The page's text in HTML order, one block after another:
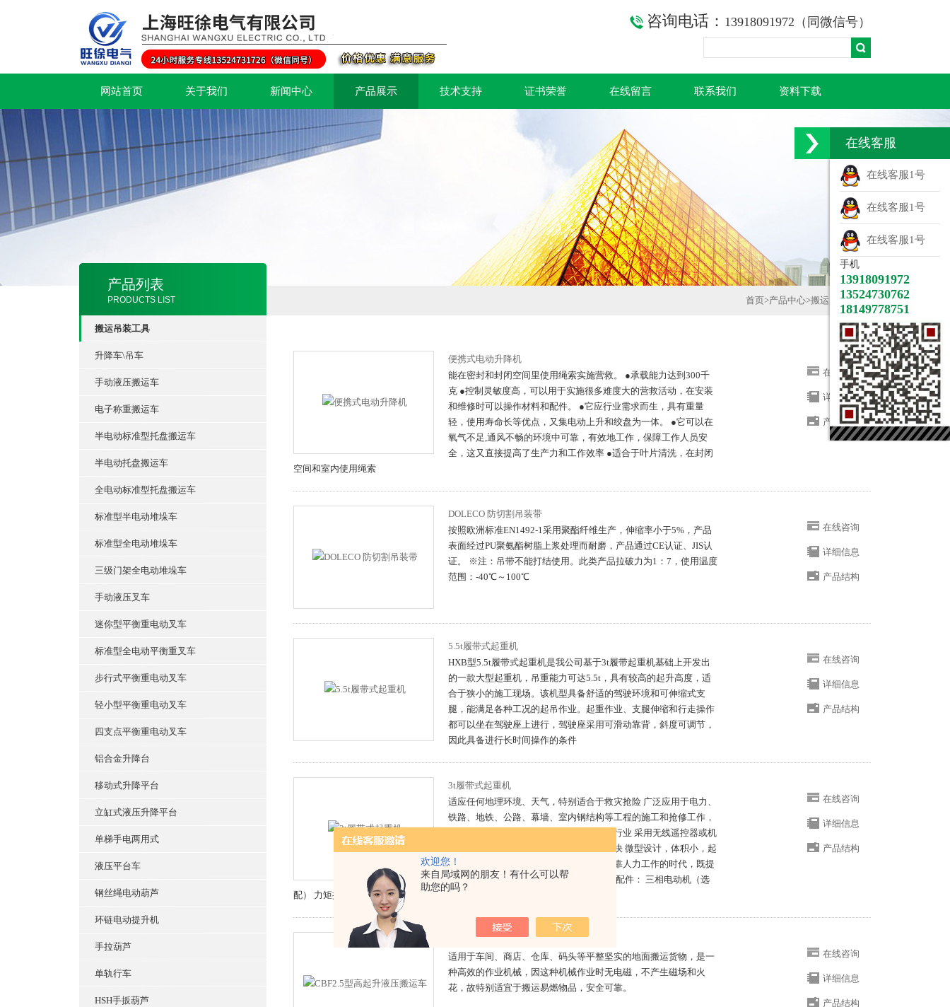
欢迎您！
来自局域网的朋友！有什么可以帮
助您的吗？
咨询电话： 13918091972（同微信号）
网站首页 关于我们 新闻中心 产品展示 技术支持 证书荣誉 在线留言 联系我们 资料下载
产品列表
PRODUCTS LIST
搬运吊装工具
升降车\吊车
手动液压搬运车
电子称重搬运车
半电动标准型托盘搬运车
半电动托盘搬运车
全电动标准型托盘搬运车
标准型半电动堆垛车
标准型全电动堆垛车
三级门架全电动堆垛车
手动液压叉车
迷你型平衡重电动叉车
标准型全电动平衡重叉车
步行式平衡重电动叉车
轻小型平衡重电动叉车
四支点平衡重电动叉车
铝合金升降台
移动式升降平台
立缸式液压升降平台
单梯手电两用式
液压平台车
钢丝绳电动葫芦
环链电动提升机
手拉葫芦
单轨行车
HSH手扳葫芦
首页>产品中心>搬运吊装工具>
便携式电动升降机
能在密封和封闭空间里使用绳索实施营救。 ●承载能力达到300千
克 ●控制灵敏度高，可以用于实施很多难度大的营救活动，在安装
和维修时可以操作材料和配件。 ●它应行业需求而生，具有重量
轻，使用寿命长等优点，又集电动上升和绞盘为一体。 ●它可以在
氧气不足,通风不畅的环境中可靠，有效地工作，保障工作人员安
全，这又直接提高了生产力和工作效率 ●适合于叶片清洗，在封闭
空间和室内使用绳索
在线咨询
详细信息
产品结构
DOLECO 防切割吊装带
按照欧洲标准EN1492-1采用聚酯纤维生产，伸缩率小于5%，产品
表面经过PU聚氨酯树脂上浆处理而耐磨，产品通过CE认证、JIS认
证。 ※注：吊带不能打结使用。此类产品拉破力为1：7，使用温度
范围：-40℃～100℃
在线咨询
详细信息
产品结构
5.5t履带式起重机
HXB型5.5t履带式起重机是我公司基于3t履带起重机基础上开发出
的一款大型起重机，吊重能力可达5.5t，具有较高的起升高度，适
合于狭小的施工现场。该机型具备舒适的驾驶环境和可伸缩式支
腿，能满足各种工况的起吊作业。起重作业、支腿伸缩和行走操作
都可以坐在驾驶座上进行，驾驶座采用可滑动靠背，斜度可调节，
因此具备进行长时间操作的条件
在线咨询
详细信息
产品结构
3t履带式起重机
适应任何地理环境、天气，特别适合于救灾抢险 广泛应用于电力、
铁路、地铁、公路、幕墙、室内钢结构等工程的施工和抢修工作，
更适合于大型物资仓储、大型生产制造等行业 采用无线遥控器或机
身开关进行操作，作业安全可靠，速度更快 微型设计，体积小，起
吊能力强，告别了在狭窄空间只能仅仅依靠人力工作的时代，既提
高了工作效率又保证了工作的安全性 可选配件： 三相电动机（选
配） 力矩控制（选配） 单人
在线咨询
详细信息
产品结构
CBF2.5型高起升液压搬运车
适用于车间、商店、仓库、码头等平整坚实的地面搬运货物，是一
种高效的作业机械，因这种机械作业时无电磁，不产生磁场和火
花，故特别适宜于搬运易燃物品，安全可靠。
在线咨询
详细信息
产品结构
在线客服
在线客服1号
在线客服1号
在线客服1号
手机
13918091972
13524730762
18149778751